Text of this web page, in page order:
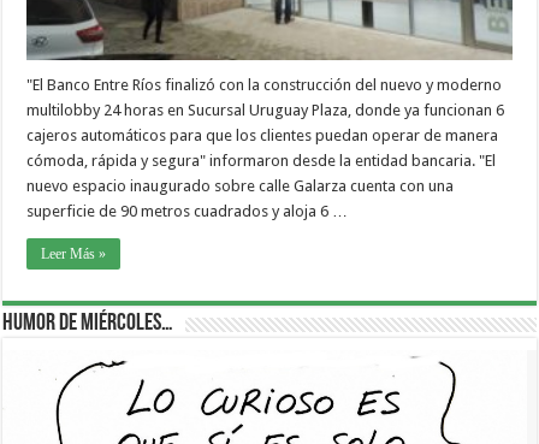
"El Banco Entre Ríos finalizó con la construcción del nuevo y moderno
multilobby 24 horas en Sucursal Uruguay Plaza, donde ya funcionan 6
cajeros automáticos para que los clientes puedan operar de manera
cómoda, rápida y segura" informaron desde la entidad bancaria. "El
nuevo espacio inaugurado sobre calle Galarza cuenta con una
superficie de 90 metros cuadrados y aloja 6 …
Leer Más »
Humor de Miércoles…